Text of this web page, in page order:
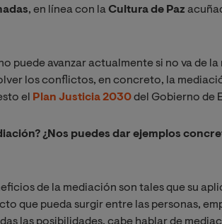
, en línea con laCultura de Paz
puede avanzar actualmente si no va de la
los conflictos, en concreto, la
el Plan Justicia 2030del Gobierno de
¿Nos puedes dar ejemplos
de la mediación son tales que su
que pueda surgir entre las personas,